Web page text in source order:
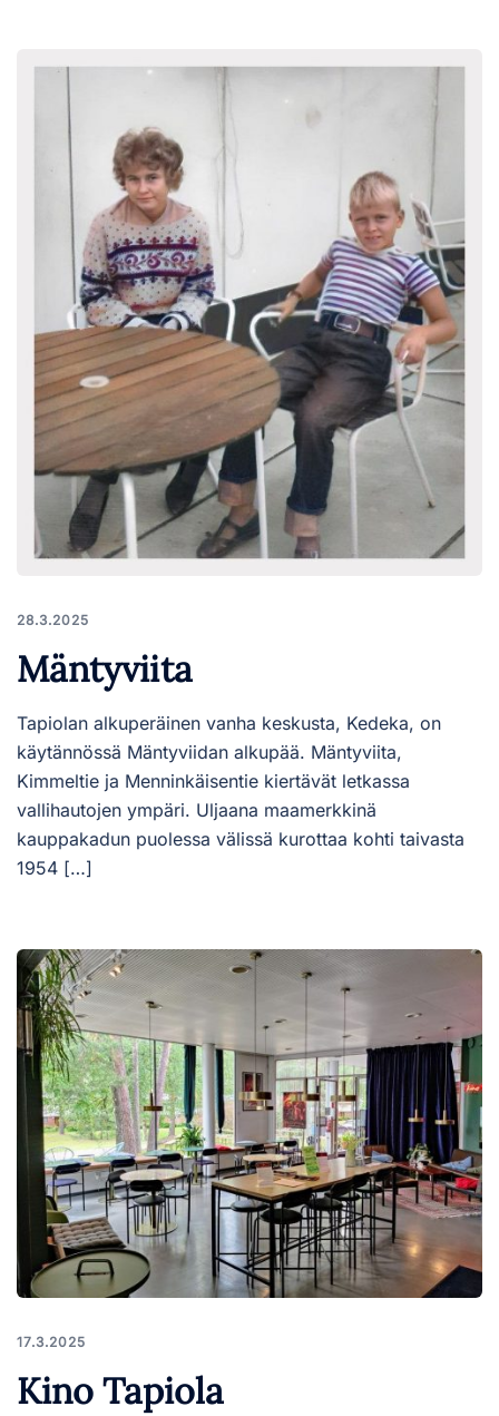
28.3.2025
Mäntyviita
Tapiolan alkuperäinen vanha keskusta, Kedeka, on
käytännössä Mäntyviidan alkupää. Mäntyviita,
Kimmeltie ja Menninkäisentie kiertävät letkassa
vallihautojen ympäri. Uljaana maamerkkinä
kauppakadun puolessa välissä kurottaa kohti taivasta
1954 […]
17.3.2025
Kino Tapiola